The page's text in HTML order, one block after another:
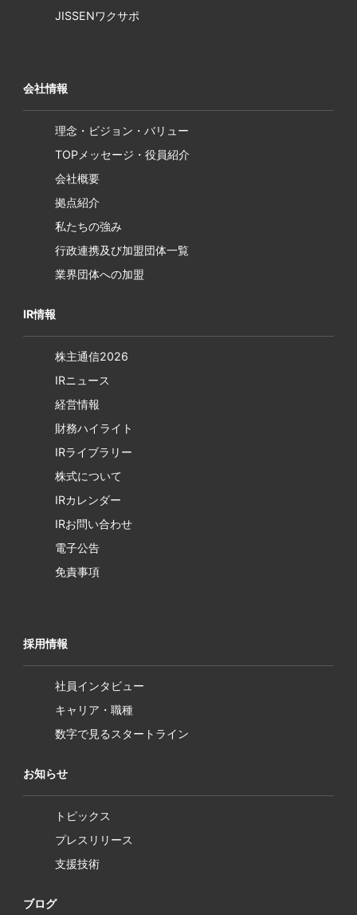
JISSENワクサポ
会社情報
理念・ビジョン・バリュー
TOPメッセージ・役員紹介
会社概要
拠点紹介
私たちの強み
行政連携及び加盟団体一覧
業界団体への加盟
IR情報
株主通信2026
IRニュース
経営情報
財務ハイライト
IRライブラリー
株式について
IRカレンダー
IRお問い合わせ
電子公告
免責事項
採用情報
社員インタビュー
キャリア・職種
数字で見るスタートライン
お知らせ
トピックス
プレスリリース
支援技術
ブログ